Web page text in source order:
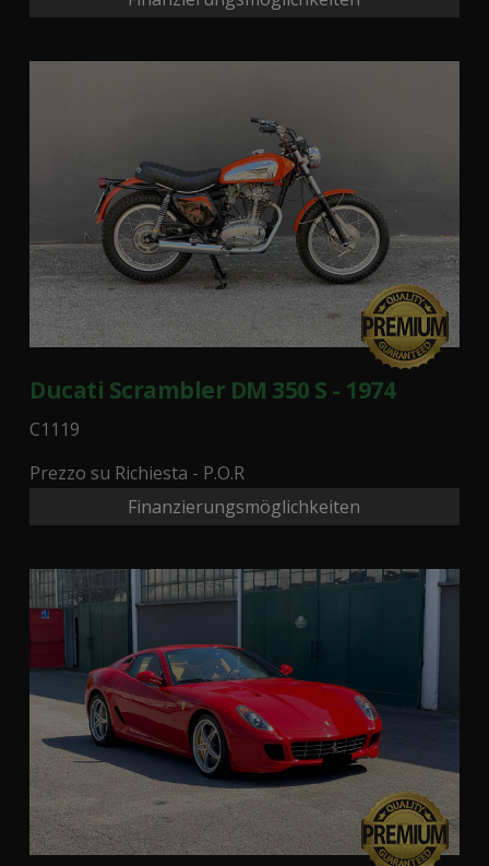
Ducati Scrambler DM 350 S - 1974
C1119
Prezzo su Richiesta - P.O.R
Finanzierungsmöglichkeiten